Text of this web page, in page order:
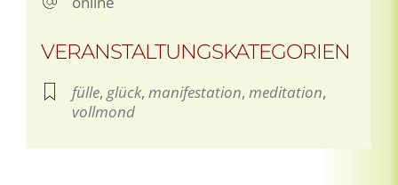
VERANSTALTUNGSKATEGORIEN
fülle, glück, manifestation, meditation,
vollmond